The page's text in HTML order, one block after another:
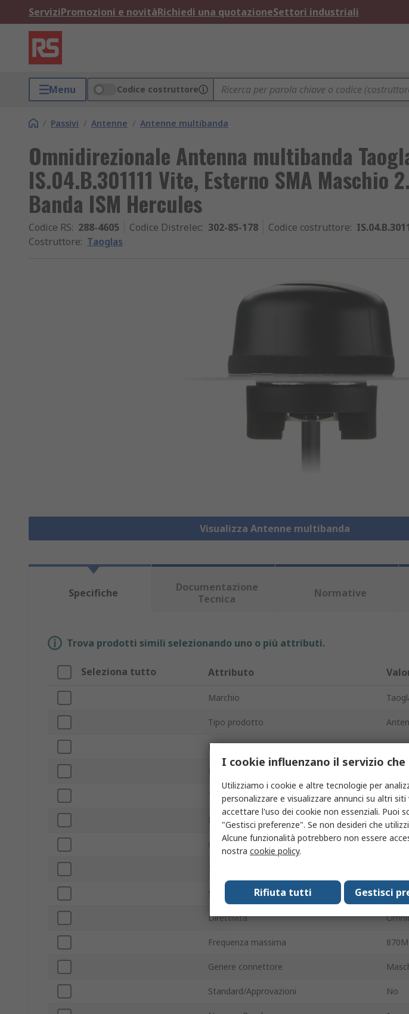
ServiziPromozioni e novitàRichiedi una quotazioneSettori industriali
Menu Codice costruttore
/ Passivi / Antenne / Antenne multibanda
Omnidirezionale Antenna multibanda
IS.04.B.301111 Vite, Esterno SMA Maschio
Banda ISM Hercules
Codice RS: 288-4605 Codice Distrelec: 302-85-178 Codice costruttore:
Costruttore: Taoglas
Visualizza Antenne multibanda
Specifiche
Documentazione
Tecnica
Normative
Trova prodotti simili selezionando uno o più attributi.
Seleziona tutto Attributo
Marchio
Tipo prodotto
Protocolli RF
Frequenza minima
Tipo connettore SMA
Interno/Esterno
Guadagno
Tipo di montaggio dell'antenna
Serie
Direttività
Frequenza massima
Genere connettore
Standard/Approvazioni No
I cookie influenzano il servizio
Utilizziamo i cookie e altre tecnologie per
personalizzare e visualizzare annunci su altri
accettare l'uso dei cookie non essenziali. Puoi
"Gestisci preferenze". Se non desideri che
Alcune funzionalità potrebbero non essere
nostra cookie policy.
Gestisci
Rifiuta tutti